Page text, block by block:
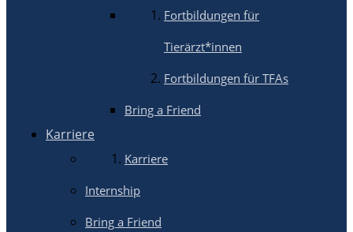
Fortbildungen für
Tierärzt*innen
Fortbildungen für TFAs
Bring a Friend
Karriere
Karriere
Internship
Bring a Friend